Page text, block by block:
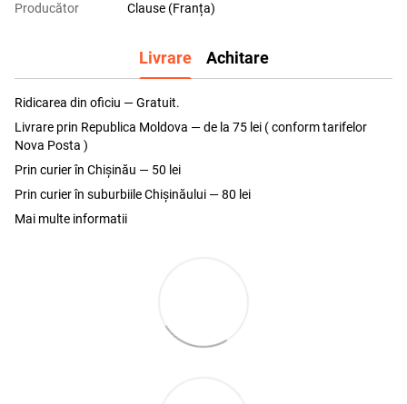
Producător
Clause (Franța)
Livrare Achitare
Ridicarea din oficiu — Gratuit.
Livrare prin Republica Moldova — de la 75 lei ( conform tarifelor
Nova Posta )
Prin curier în Chișinău — 50 lei
Prin curier în suburbiile Chişinăului — 80 lei
Mai multe informatii